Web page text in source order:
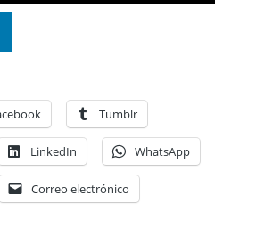
Tumblr
LinkedIn WhatsApp
Correo electrónico